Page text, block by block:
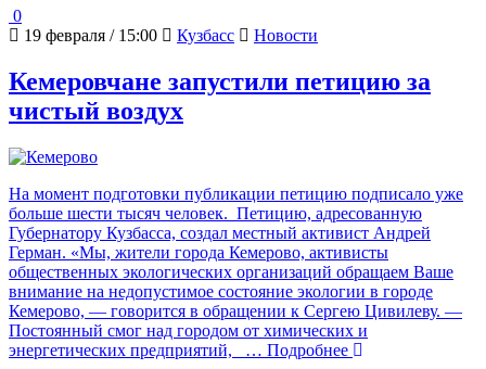
0
19 февраля / 15:00
Кузбасс Новости
Кемеровчане запустили петицию за
чистый воздух
На момент подготовки публикации петицию подписало уже
больше шести тысяч человек. Петицию, адресованную
Губернатору Кузбасса, создал местный активист Андрей
Герман. «Мы, жители города Кемерово, активисты
общественных экологических организаций обращаем Ваше
внимание на недопустимое состояние экологии в городе
Кемерово, — говорится в обращении к Сергею Цивилеву. —
Постоянный смог над городом от химических и
энергетических предприятий,
… Подробнее